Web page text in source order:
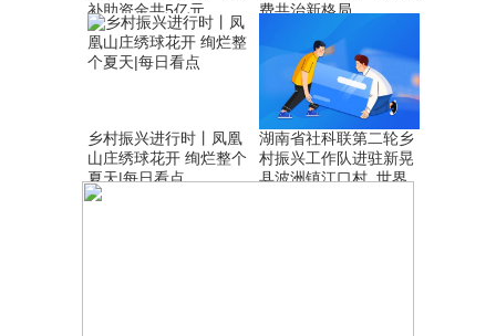
补助资金共5亿元
费共治新格局
乡村振兴进行时丨凤凰
山庄绣球花开 绚烂整个
夏天|每日看点
湖南省社科联第二轮乡
村振兴工作队进驻新晃
县波洲镇江口村_世界